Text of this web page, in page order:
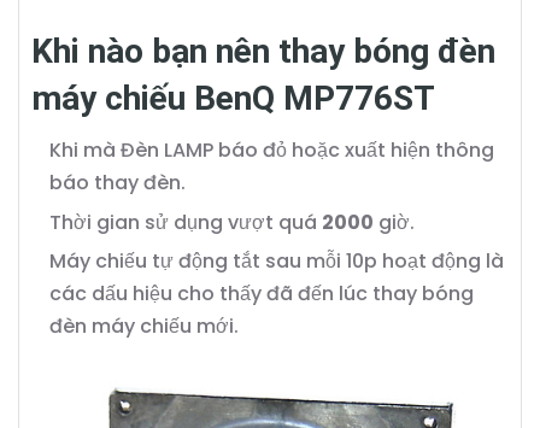
Khi nào bạn nên thay bóng đèn
máy chiếu BenQ MP776ST
Khi mà Đèn LAMP báo đỏ hoặc xuất hiện thông
báo thay đèn.
Thời gian sử dụng vượt quá 2000 giờ.
Máy chiếu tự động tắt sau mỗi 10p hoạt động là
các dấu hiệu cho thấy đã đến lúc thay bóng
đèn máy chiếu mới.